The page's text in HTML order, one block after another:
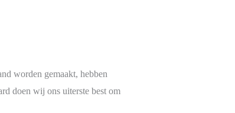
worden gemaakt, hebben
doen wij ons uiterste best om